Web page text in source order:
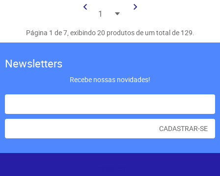
Página 1 de 7, exibindo 20 produtos de um total de 129.
Newsletters
Recebe nossas novidades!
CADASTRAR-SE